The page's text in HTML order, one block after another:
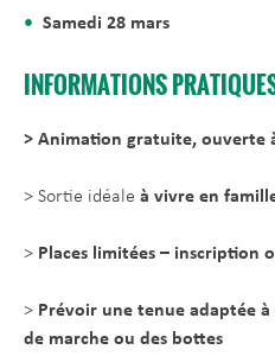
Samedi 28 mars
INFORMATIONS
> Animation gratuite, ouverte
> Sortie idéale à vivre en
> Places limitées – inscription
> Prévoir une tenue adaptée à
de marche ou des bottes